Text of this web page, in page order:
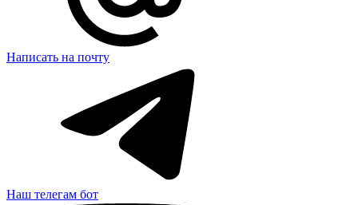
Написать на почту
Наш телегам бот